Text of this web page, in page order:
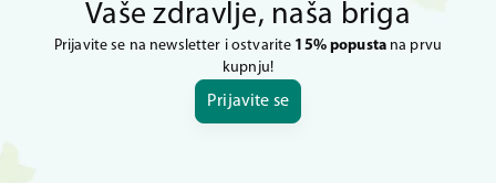
Vaše zdravlje, naša briga
Prijavite se na newsletter i ostvarite 15% popustana prvu
kupnju!
Prijavite se